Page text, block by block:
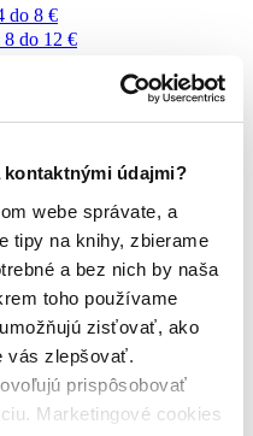
kontaktnými údajmi?
webe správate, a
tipy na knihy, zbierame
a bez nich by naša
toho používame
zisťovať, ako
vás zlepšovať.
prispôsobovať
Marketingové cookies
do 8 €
8 do 12 €